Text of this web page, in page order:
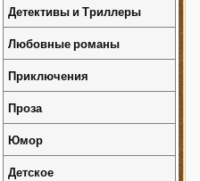
Детективы и Триллеры
Любовные романы
Приключения
Проза
Юмор
Детское